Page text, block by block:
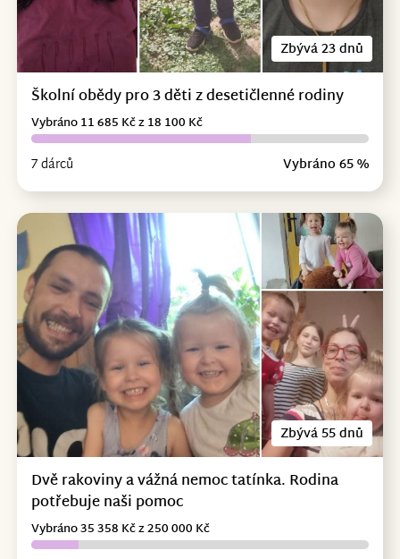
Zbývá 23 dnů
Školní obědy pro 3 děti z desetičlenné rodiny
7 dárců Vybráno 65 %
Vybráno 11 685 Kč z 18 100 Kč
Zbývá 55 dnů
Dvě rakoviny a vážná nemoc tatínka. Rodina
potřebuje naši pomoc
Vybráno 35 358 Kč z 250 000 Kč